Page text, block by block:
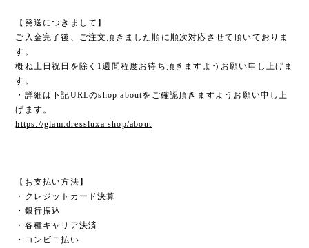
【発送につきまして】
ご入金完了後、ご注文頂きました順に順次対応させて頂いておりま
す。
概ね土日祝日を除く1週間程度お待ち頂きますようお願い申し上げま
す。
・詳細は下記URLのshop aboutをご確認頂きますようお願い申し上
げます。
https://glam.dressluxa.shop/about
【お支払い方法】
・クレジットカード決算
・銀行振込
・各種キャリア決済
・コンビニ払い